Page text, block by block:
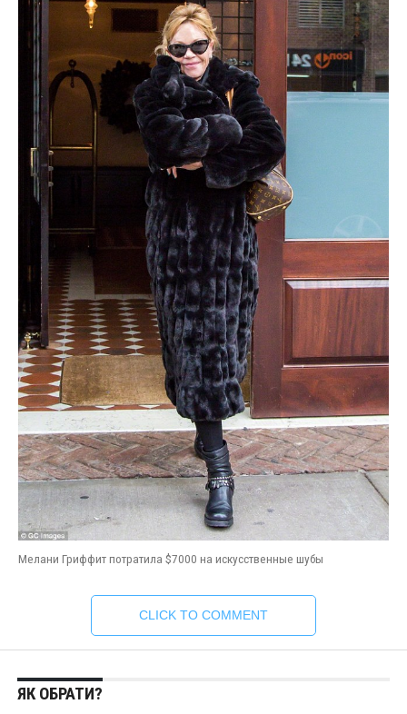
Мелани Гриффит потратила $7000 на искусственные шубы
CLICK TO COMMENT
ЯК ОБРАТИ?